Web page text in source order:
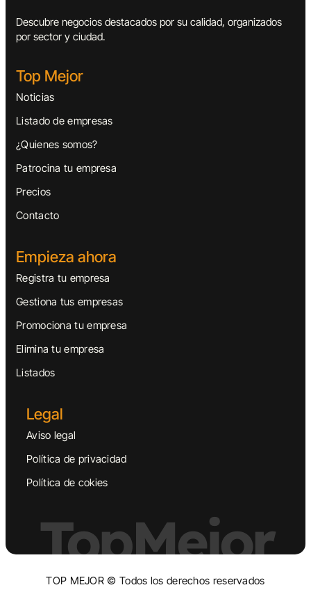
Descubre negocios destacados por su calidad, organizados
por sector y ciudad.
Top Mejor
Noticias
Listado de empresas
¿Quienes somos?
Patrocina tu empresa
Precios
Contacto
Empieza ahora
Registra tu empresa
Gestiona tus empresas
Promociona tu empresa
Elimina tu empresa
Listados
Legal
Aviso legal
Política de privacidad
Política de cokies
TopMejor
TOP MEJOR © Todos los derechos reservados